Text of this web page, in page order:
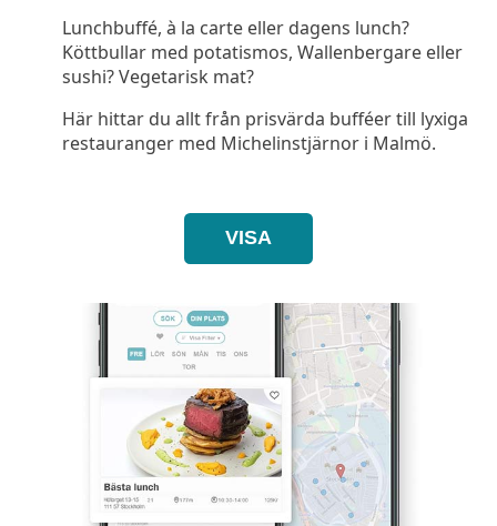
Lunchbuffé, à la carte eller dagens lunch?
Köttbullar med potatismos, Wallenbergare eller
sushi? Vegetarisk mat?
Här hittar du allt från prisvärda bufféer till lyxiga
restauranger med Michelinstjärnor i Malmö.
VISA